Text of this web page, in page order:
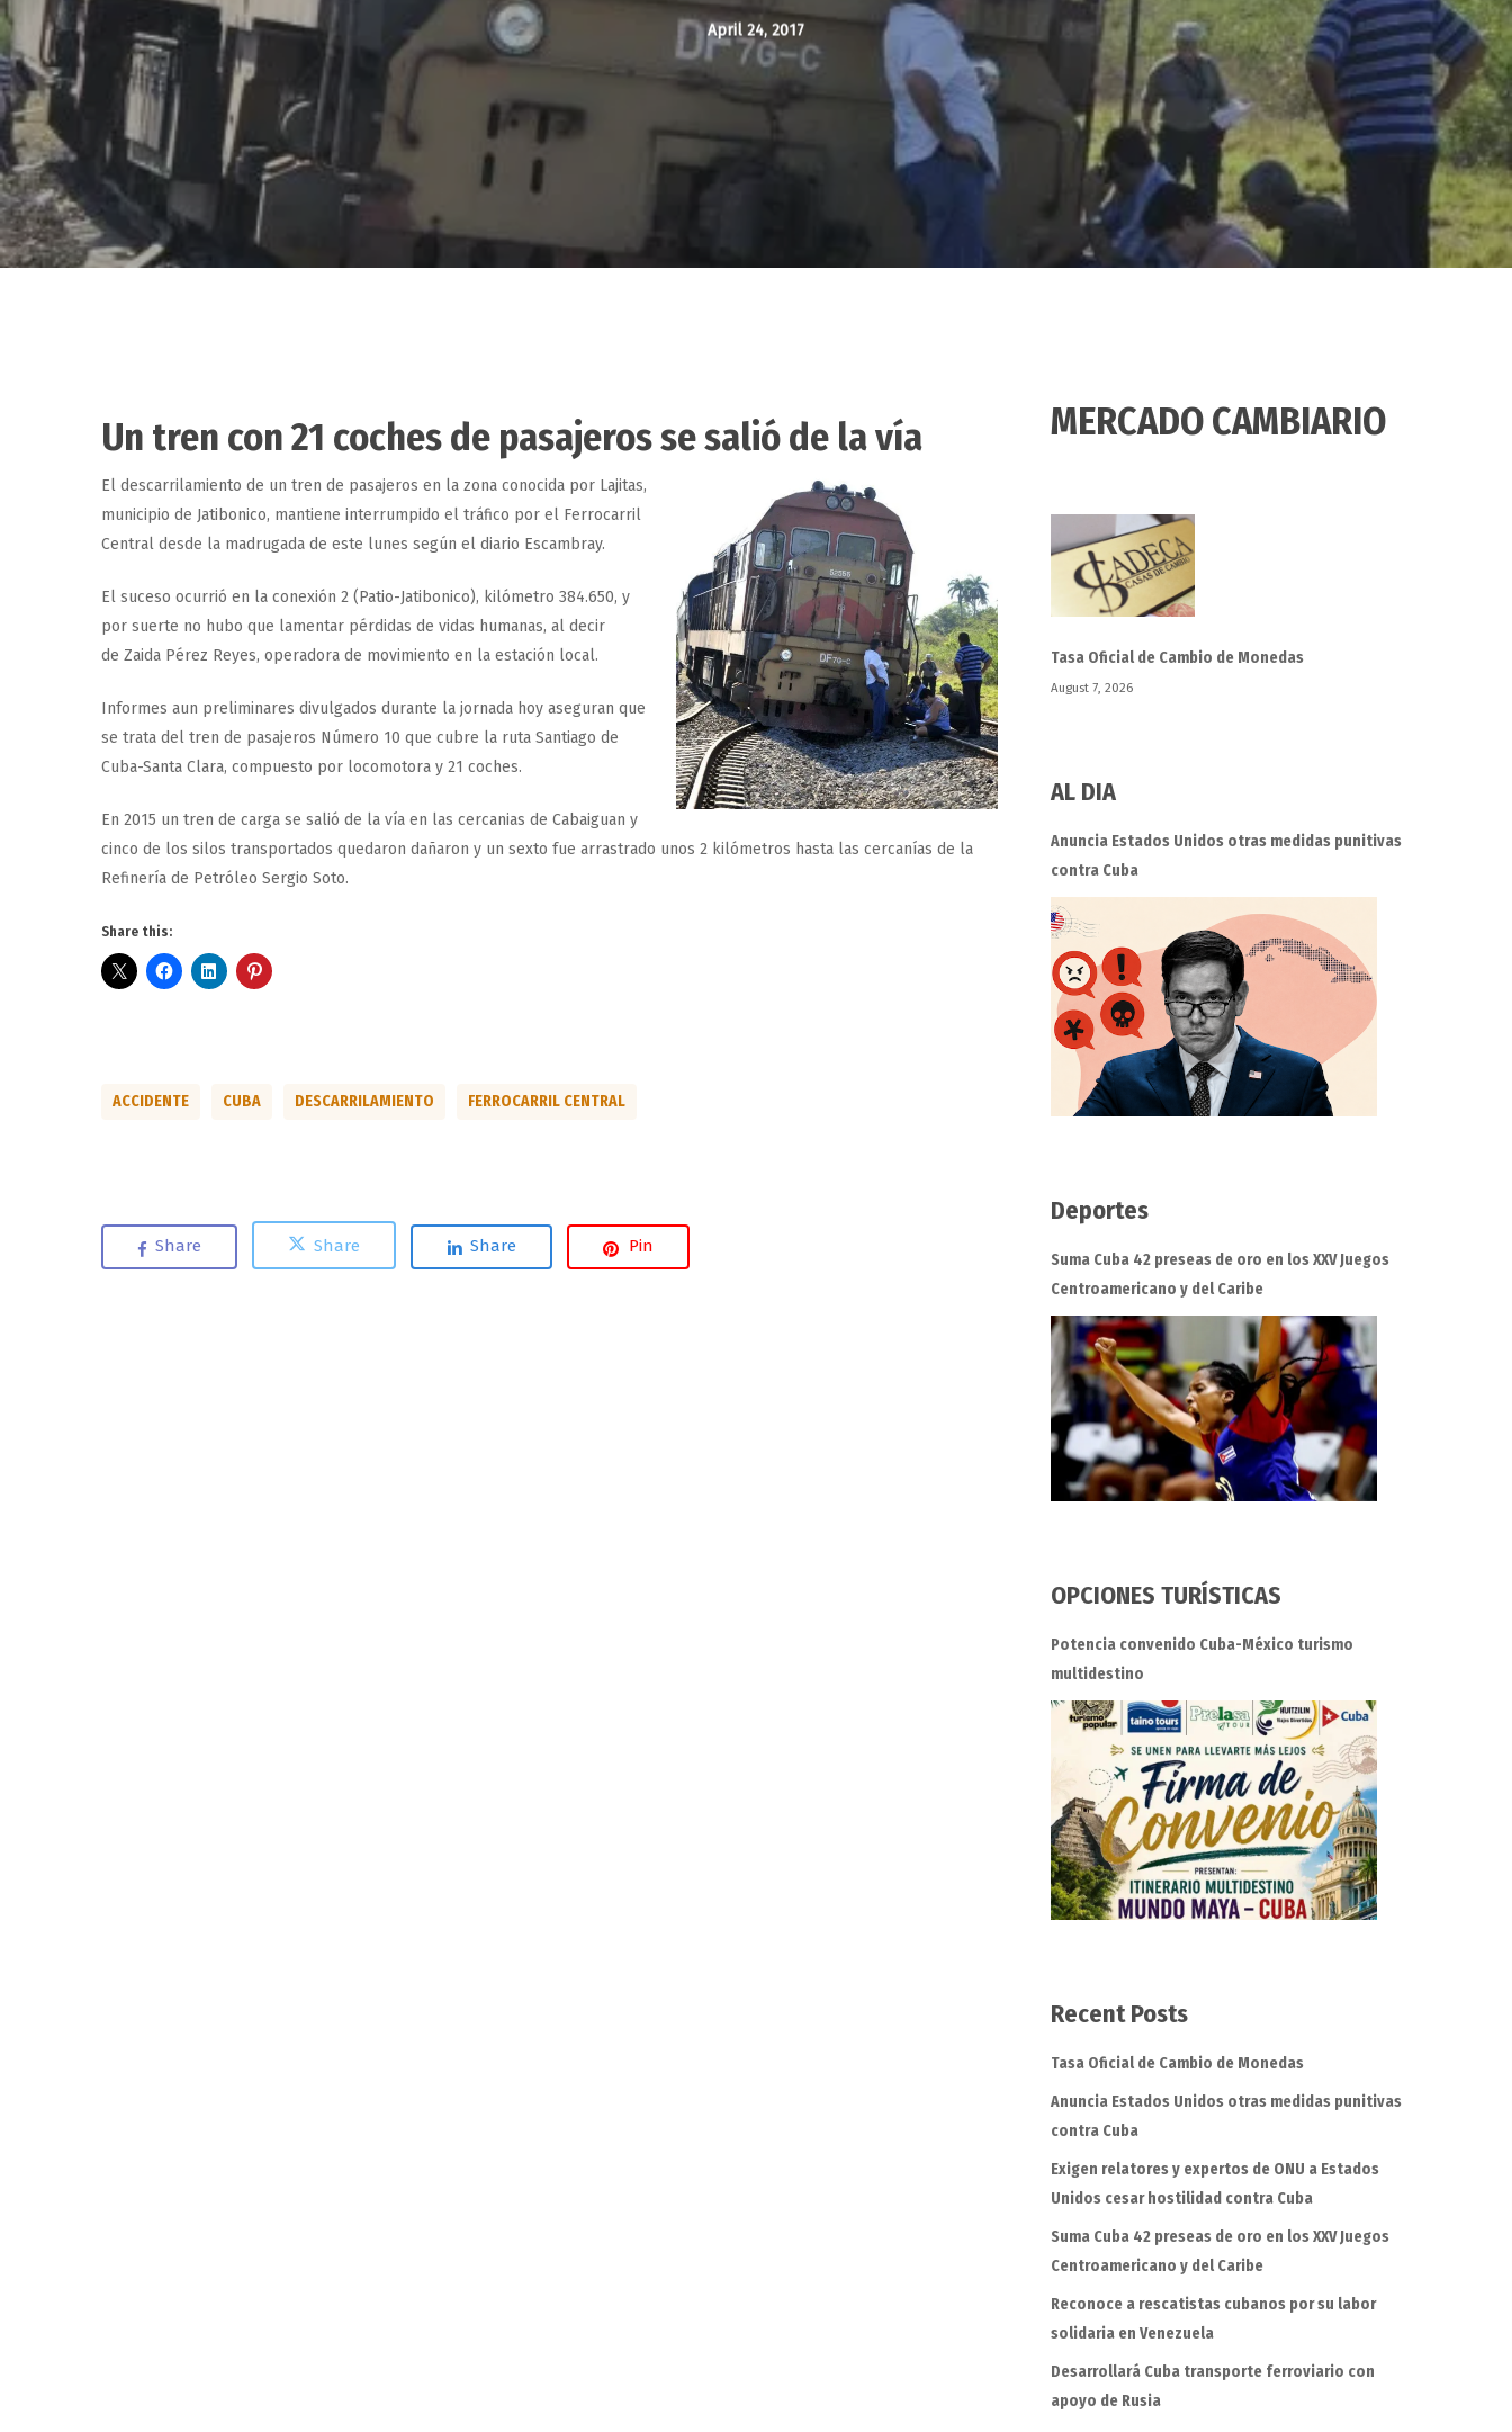
Hit enter to search or ESC to close
April 24, 2017
Un tren con 21 coches de pasajeros se salió de la vía
El descarrilamiento de un tren de pasajeros en la zona conocida por Lajitas,
municipio de Jatibonico, mantiene interrumpido el tráfico por el Ferrocarril
Central desde la madrugada de este lunes según el diario Escambray.
El suceso ocurrió en la conexión 2 (Patio-Jatibonico), kilómetro 384.650, y
por suerte no hubo que lamentar pérdidas de vidas humanas, al decir
de Zaida Pérez Reyes, operadora de movimiento en la estación local.
Informes aun preliminares divulgados durante la jornada hoy aseguran que
se trata del tren de pasajeros Número 10 que cubre la ruta Santiago de
Cuba-Santa Clara, compuesto por locomotora y 21 coches.
En 2015 un tren de carga se salió de la vía en las cercanias de Cabaiguan y
cinco de los silos transportados quedaron dañaron y un sexto fue arrastrado unos 2 kilómetros hasta las cercanías de la
Refinería de Petróleo Sergio Soto.
Share this:
ACCIDENTE CUBA DESCARRILAMIENTO FERROCARRIL CENTRAL
Share Share Share Pin
MERCADO CAMBIARIO
Tasa Oficial de Cambio de Monedas
August 7, 2026
AL DIA
Anuncia Estados Unidos otras medidas punitivas
contra Cuba
Deportes
Suma Cuba 42 preseas de oro en los XXV Juegos
Centroamericano y del Caribe
OPCIONES TURÍSTICAS
Potencia convenido Cuba-México turismo
multidestino
Recent Posts
Tasa Oficial de Cambio de Monedas
Anuncia Estados Unidos otras medidas punitivas
contra Cuba
Exigen relatores y expertos de ONU a Estados
Unidos cesar hostilidad contra Cuba
Suma Cuba 42 preseas de oro en los XXV Juegos
Centroamericano y del Caribe
Reconoce a rescatistas cubanos por su labor
solidaria en Venezuela
Desarrollará Cuba transporte ferroviario con
apoyo de Rusia